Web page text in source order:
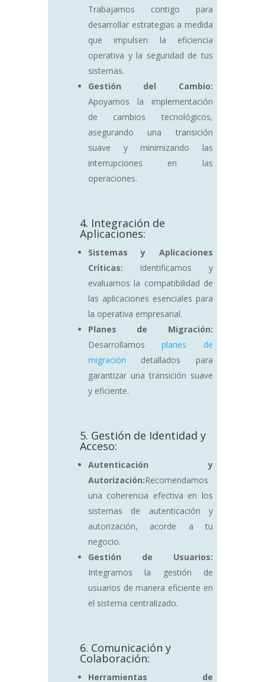
Trabajamos contigo para
desarrollar estrategias a medida
que impulsen la eficiencia
operativa y la seguridad de tus
sistemas.
Gestión del Cambio:
Apoyamos la implementación
de cambios tecnológicos,
asegurando una transición
suave y minimizando las
interrupciones en las
operaciones.
4. Integración de
Aplicaciones:
Sistemas y Aplicaciones
Críticas: Identificamos y
evaluamos la compatibilidad de
las aplicaciones esenciales para
la operativa empresarial.
Planes de Migración:
Desarrollamosplanes de
migración detallados para
garantizar una transición suave
y eficiente.
5. Gestión de Identidad y
Acceso:
Autenticación y
Autorización:Recomendamos
una coherencia efectiva en los
sistemas de autenticación y
autorización, acorde a tu
negocio.
Gestión de Usuarios:
Integramos la gestión de
usuarios de manera eficiente en
el sistema centralizado.
6. Comunicación y
Colaboración:
Herramientas de